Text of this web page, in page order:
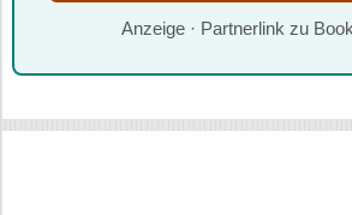
Anzeige · Partnerlink zu